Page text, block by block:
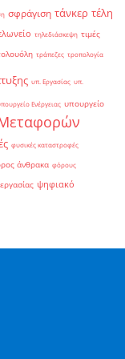
σφράγιση τάνκερ τέλη
τηλεδιάσκεψη τιμές
τράπεζες τροπολογία
υπ. Εργασίας υπ.
Ενέργειας υπουργείο
φυσικές καταστροφές
άνθρακα φόρους
ψηφιακό